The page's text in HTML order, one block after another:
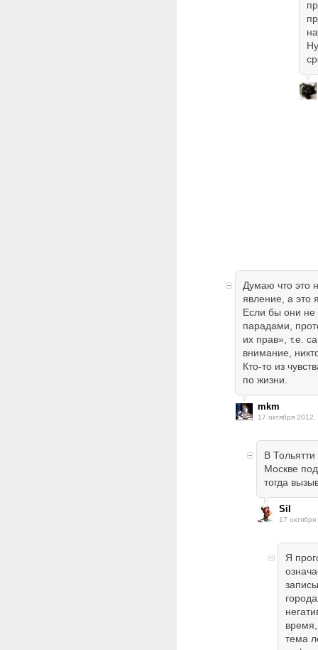
Думаю что это
явление, а это
Если бы они не
парадами,
их прав», т.е.
внимание,
Кто-то из
по жизни.
mkm
17 октября
В
Москве
тогда
Sil
17
Я
тема